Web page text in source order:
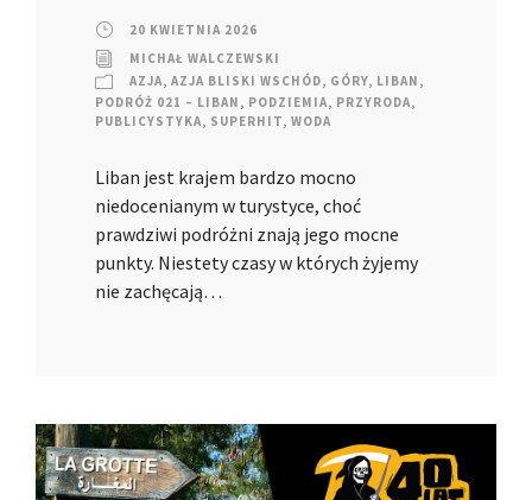
20 KWIETNIA 2026
MICHAŁ WALCZEWSKI
AZJA, AZJA BLISKI WSCHÓD, GÓRY, LIBAN ,
PODRÓŻ 021 – LIBAN , PODZIEMIA, PRZYRODA,
PUBLICYSTYKA, SUPERHIT, WODA
Liban jest krajem bardzo mocno
niedocenianym w turystyce, choć
prawdziwi podróżni znają jego mocne
punkty. Niestety czasy w których żyjemy
nie zachęcają…